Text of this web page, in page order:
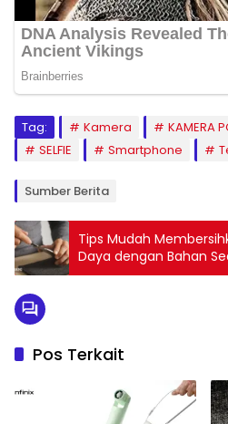
Tag: Kamera KAMERA
SELFIE
Smartphone
Sumber Berita
Tips Mudah
Daya dengan Bahan
Pos Terkait